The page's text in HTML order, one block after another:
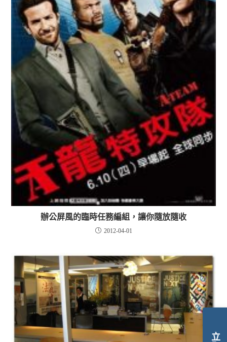
辦公屏風的臨時任務編組，讓你隨放隨收
2012-04-01